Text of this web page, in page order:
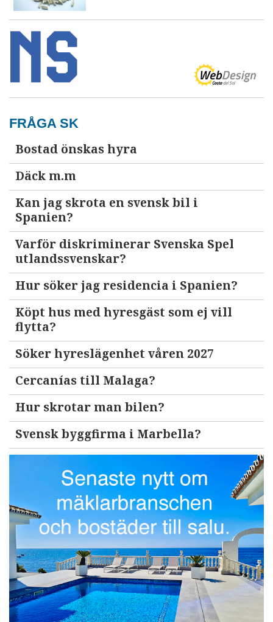
FRÅGA SK
Bostad önskas hyra
Däck m.m
Kan jag skrota en svensk bil i
Spanien?
Varför diskriminerar Svenska Spel
utlandssvenskar?
Hur söker jag residencia i Spanien?
Köpt hus med hyresgäst som ej vill
flytta?
Söker hyreslägenhet våren 2027
Cercanías till Malaga?
Hur skrotar man bilen?
Svensk byggfirma i Marbella?